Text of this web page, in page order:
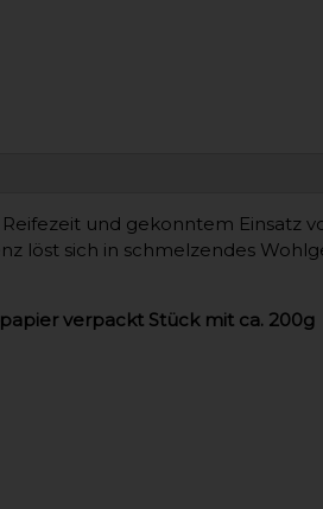
und gekonntem Einsatz
löst sich in schmelzendes
verpackt Stück mit ca. 200g